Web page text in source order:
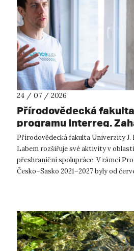
24 / 07 / 2026
Přírodovědecká
programu Interreg.
přeshraniční projekty
partnery
Přírodovědecká fakulta Univerzity J.
Labem rozšiřuje své aktivity v
přeshraniční spolupráce. V rámci
Česko–Sasko 2021–2027 byly od